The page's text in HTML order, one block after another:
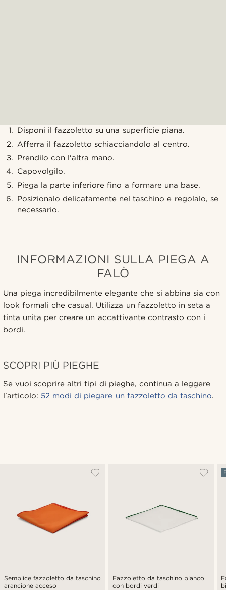
Disponi il fazzoletto su una superficie piana.
Afferra il fazzoletto schiacciandolo al centro.
Prendilo con l'altra mano.
Capovolgilo.
Piega la parte inferiore fino a formare una base.
Posizionalo delicatamente nel taschino e regolalo, se
necessario.
INFORMAZIONI SULLA PIEGA A
FALÒ
Una piega incredibilmente elegante che si abbina sia con
look formali che casual. Utilizza un fazzoletto in seta a
tinta unita per creare un accattivante contrasto con i
bordi.
SCOPRI PIÙ PIEGHE
Se vuoi scoprire altri tipi di pieghe, continua a leggere
l'articolo: 52 modi di piegare un fazzoletto da taschino.
Semplice fazzoletto da taschino
arancione acceso
Fazzoletto da taschino bianco
con bordi verdi